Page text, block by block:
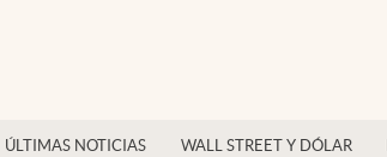
ÚLTIMAS NOTICIAS WALL STREET Y DÓLAR
Finanzas y economía